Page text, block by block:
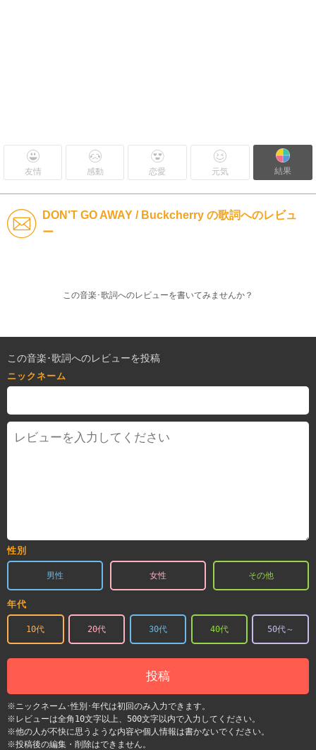
友情 感動 恋愛 元気 結果
DON'T GO AWAY / Buckcherry の歌詞へのレビュ
ー
この音楽･歌詞へのレビューを書いてみませんか？
この音楽･歌詞へのレビューを投稿
ニックネーム
性別
男性 女性 その他
年代
10代 20代 30代 40代 50代～
投稿
※ニックネーム･性別･年代は初回のみ入力できます。
※レビューは全角10文字以上、500文字以内で入力してください。
※他の人が不快に思うような内容や個人情報は書かないでください。
※投稿後の編集・削除はできません。